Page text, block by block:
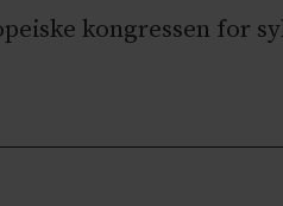
kongressen for